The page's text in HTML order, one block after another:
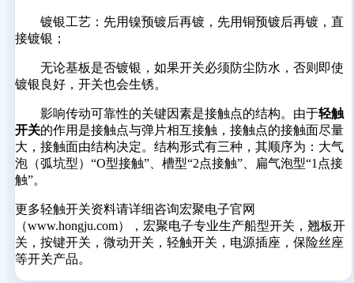
镀银工艺：先用镍预镀后再镀，先用铜预镀后再镀，直
接镀银；
无论基板是否镀银，如果开关必须防尘防水，否则即使
镀银良好，开关也会生锈。
影响传动可靠性的关键因素是接触点的结构。由于轻触
开关的作用是接触点与弹片相互接触，接触点的接触面尽量
大，接触面由结构决定。结构形式有三种，其顺序为：大气
泡（弧坑型）“O型接触”、槽型“2点接触”、扁气泡型“1点接
触”。
更多轻触开关资料请详细咨询宏聚电子官网
（www.hongju.com），宏聚电子专业生产船型开关，翘板开
关，按键开关，微动开关，轻触开关，电源插座，保险丝座
等开关产品。